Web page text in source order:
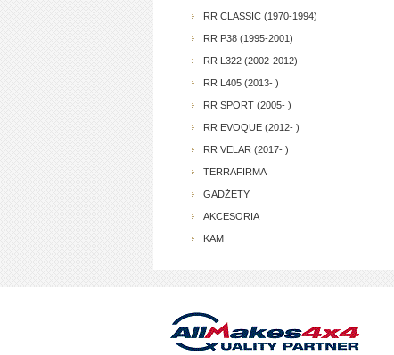
RR CLASSIC (1970-1994)
RR P38 (1995-2001)
RR L322 (2002-2012)
RR L405 (2013- )
RR SPORT (2005- )
RR EVOQUE (2012- )
RR VELAR (2017- )
TERRAFIRMA
GADŻETY
AKCESORIA
KAM